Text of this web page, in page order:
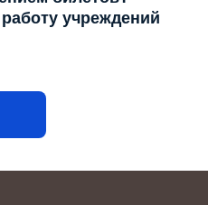
учреждений